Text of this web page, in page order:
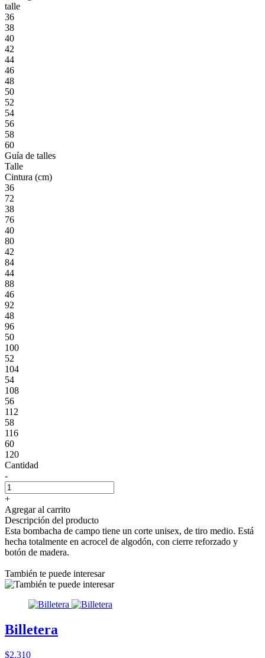
talle
36
38
40
42
44
46
48
50
52
54
56
58
60
Guía de talles
Talle
Cintura (cm)
36
72
38
76
40
80
42
84
44
88
46
92
48
96
50
100
52
104
54
108
56
112
58
116
60
120
Cantidad
-
+
Agregar al carrito
Descripción del producto
Esta bombacha de campo tiene un corte unisex, de tiro medio. Está
hecha totalmente en acrocel de algodón, con cierre reforzado y
botón de madera.
También te puede interesar
Billetera
$2.310